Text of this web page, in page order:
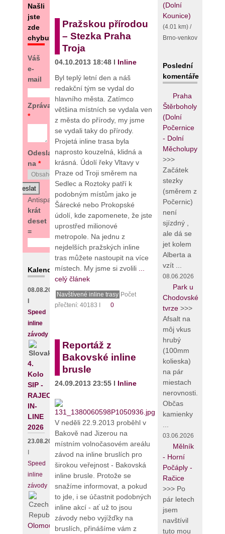
Našli
jste
zde
chybu?
Váš
e-
mail
Zpráva
*
Odeslat
na *
Antispam:5
krát
deset
=
Kalendář
08.08.2026
Speed
inline
závody
4.
Kolo
SIP -
RAJECKÝ
IN-
LINE
2026
23.08.2026
Speed
inline
závody
Olomouc
Pražskou přírodou
– Stezka Praha
Troja
04.10.2013 18:48 I Inline
Byl teplý letní den a náš
redakční tým se vydal do
hlavního města. Zatímco
většina místních se vydala ven
z města do přírody, my jsme
se vydali taky do přírody.
Projetá inline trasa byla
naprosto kouzelná, klidná a
krásná. Údolí řeky Vltavy v
Praze od Troji směrem na
Sedlec a Roztoky patří k
podobným místům jako je
Šárecké nebo Prokopské
údolí, kde zapomenete, že jste
uprostřed milionové
metropole. Na jednu z
nejdelších pražských inline
tras můžete nastoupit na více
místech. My jsme si zvolili
celý článek
Navštívené inline trasy Počet
přečtení: 40183 I
0
Reportáž z
Bakovské inline
brusle
24.09.2013 23:55 I Inline
V neděli 22.9.2013 proběhl v
Bakově nad Jizerou na
místním volnočasovém areálu
závod na inline bruslích pro
širokou veřejnost - Bakovská
inline brusle. Protože se
snažíme informovat, a pokud
to jde, i se účastnit podobných
inline akcí - ať už to jsou
závody nebo vyjížďky na
bruslích, přinášíme vám z
(Dolní
Kounice)
(4.01 km) /
Brno-venkov
Poslední
komentáře
Praha
Štěrboholy
(Dolní
Počernice
- Dolní
Měcholupy
>>>
Začátek
stezky
(směrem z
Počernic)
není
sjízdný ,
ale dá se
jet kolem
Alberta a
vzít ...
08.06.2026
Park u
Chodovské
tvrze>>>
Afsalt na
môj vkus
hrubý
(100mm
kolieska)
na pár
miestach
nerovnosti.
Občas
kamienky
...
03.06.2026
Mělník
- Horní
Počáply -
Račice
>>> Po
pár letech
jsem
navštívil
tuto mou